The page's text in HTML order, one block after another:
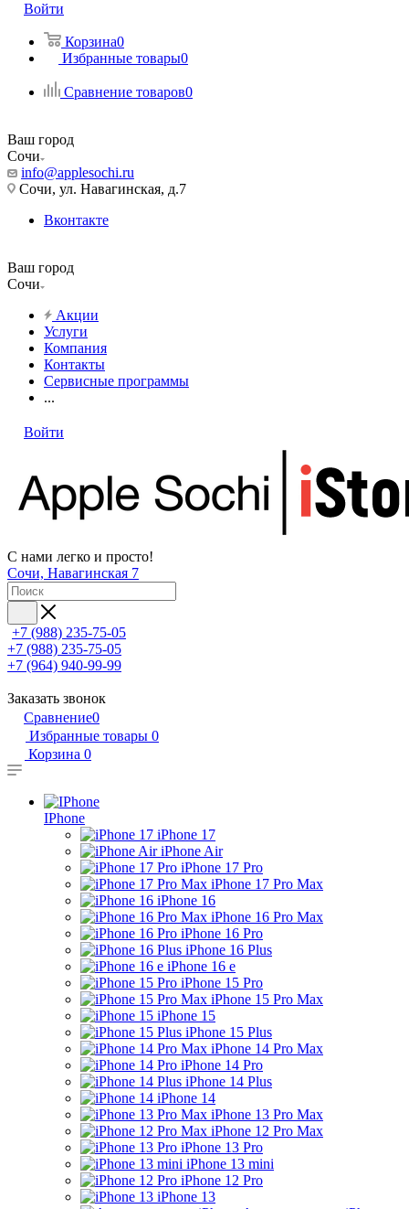
Войти
Корзина0
Избранные товары0
Сравнение товаров0
Ваш город
Сочи
info@applesochi.ru
Сочи, ул. Навагинская, д.7
Вконтакте
Ваш город
Сочи
Акции
Услуги
Компания
Контакты
Сервисные программы
...
Войти
С нами легко и просто!
Сочи, Навагинская 7
+7 (988) 235-75-05
+7 (988) 235-75-05
+7 (964) 940-99-99
Заказать звонок
Сравнение0
Избранные товары 0
Корзина 0
IPhone
iPhone 17
iPhone Air
iPhone 17 Pro
iPhone 17 Pro Max
iPhone 16
iPhone 16 Pro Max
iPhone 16 Pro
iPhone 16 Plus
iPhone 16 e
iPhone 15 Pro
iPhone 15 Pro Max
iPhone 15
iPhone 15 Plus
iPhone 14 Pro Max
iPhone 14 Pro
iPhone 14 Plus
iPhone 14
iPhone 13 Pro Max
iPhone 12 Pro Max
iPhone 13 Pro
iPhone 13 mini
iPhone 12 Pro
iPhone 13